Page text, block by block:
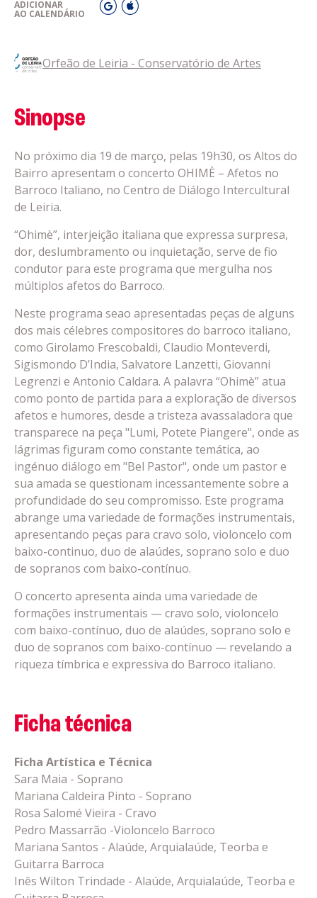
ADICIONAR
AO CALENDÁRIO
Orfeão de Leiria - Conservatório de Artes
Sinopse
No próximo dia 19 de março, pelas 19h30, os Altos do
Bairro apresentam o concerto OHIMÈ – Afetos no
Barroco Italiano, no Centro de Diálogo Intercultural
de Leiria.
“Ohimè”, interjeição italiana que expressa surpresa,
dor, deslumbramento ou inquietação, serve de fio
condutor para este programa que mergulha nos
múltiplos afetos do Barroco.
Neste programa seao apresentadas peças de alguns
dos mais célebres compositores do barroco italiano,
como Girolamo Frescobaldi, Claudio Monteverdi,
Sigismondo D’India, Salvatore Lanzetti, Giovanni
Legrenzi e Antonio Caldara. A palavra “Ohimè” atua
como ponto de partida para a exploração de diversos
afetos e humores, desde a tristeza avassaladora que
transparece na peça "Lumi, Potete Piangere", onde as
lágrimas figuram como constante temática, ao
ingénuo diálogo em "Bel Pastor", onde um pastor e
sua amada se questionam incessantemente sobre a
profundidade do seu compromisso. Este programa
abrange uma variedade de formações instrumentais,
apresentando peças para cravo solo, violoncelo com
baixo-continuo, duo de alaúdes, soprano solo e duo
de sopranos com baixo-contínuo.
O concerto apresenta ainda uma variedade de
formações instrumentais — cravo solo, violoncelo
com baixo-contínuo, duo de alaúdes, soprano solo e
duo de sopranos com baixo-contínuo — revelando a
riqueza tímbrica e expressiva do Barroco italiano.
Ficha técnica
Ficha Artística e Técnica
Sara Maia - Soprano
Mariana Caldeira Pinto - Soprano
Rosa Salomé Vieira - Cravo
Pedro Massarrão -Violoncelo Barroco
Mariana Santos - Alaúde, Arquialaúde, Teorba e
Guitarra Barroca
Inês Wilton Trindade - Alaúde, Arquialaúde, Teorba e